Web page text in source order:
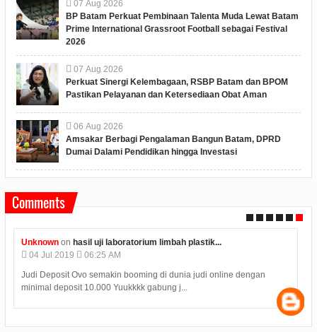
07 Aug 2026
BP Batam Perkuat Pembinaan Talenta Muda Lewat Batam
Prime International Grassroot Football sebagai Festival
2026
07 Aug 2026
Perkuat Sinergi Kelembagaan, RSBP Batam dan BPOM
Pastikan Pelayanan dan Ketersediaan Obat Aman
06 Aug 2026
Amsakar Berbagi Pengalaman Bangun Batam, DPRD
Dumai Dalami Pendidikan hingga Investasi
Comments
Unknownon hasil uji laboratorium limbah plastik...
04 Jul 2019
06:25 AM
Judi Deposit Ovo semakin booming di dunia judi online dengan
minimal deposit 10.000 Yuukkkk gabung j...